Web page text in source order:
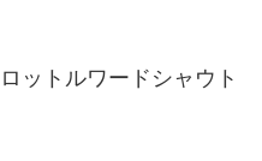
ットルワードシャウト